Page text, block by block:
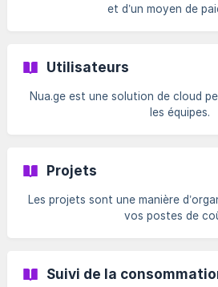
et d’un moyen de
Utilisateurs
Nua.ge est une solution de cloud
les équipes.
Projets
Les projets sont une manière
vos postes de
Suivi de la